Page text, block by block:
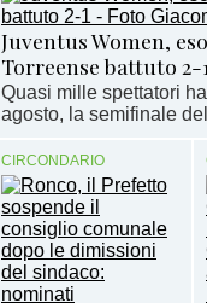
Juventus Women,
Torreense battuto 2-
Quasi mille spettatori
agosto, la semifinale
CIRCONDARIO